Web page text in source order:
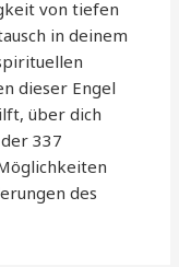
von tiefen
in deinem
dieser Engel
über dich
337
des